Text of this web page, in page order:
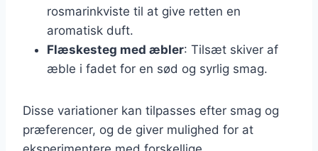
rosmarinkviste til at give retten en
aromatisk duft.
Flæskesteg med æbler: Tilsæt skiver af
æble i fadet for en sød og syrlig smag.
Disse variationer kan tilpasses efter smag og
præferencer, og de giver mulighed for at